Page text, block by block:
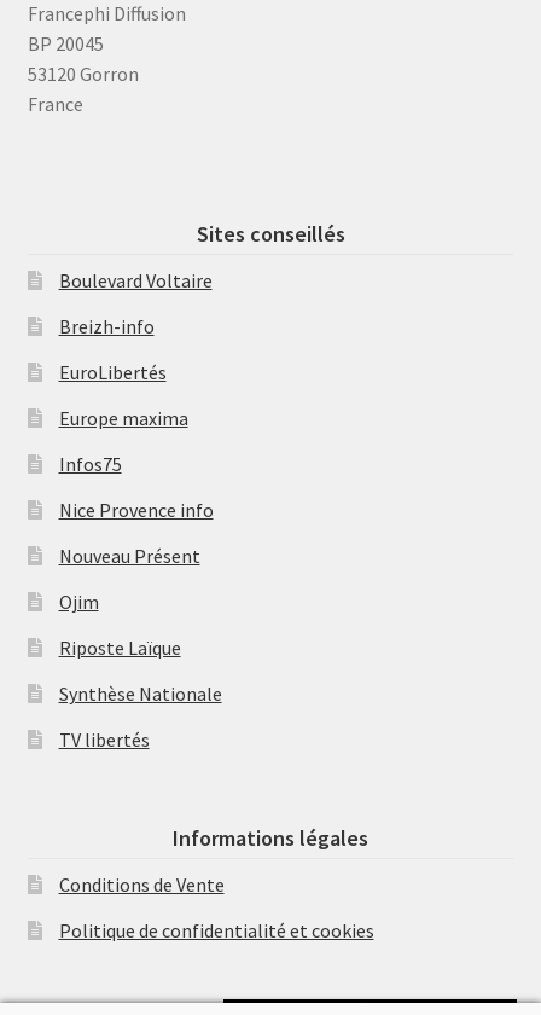
Francephi Diffusion
BP 20045
53120 Gorron
France
Sites conseillés
Boulevard Voltaire
Breizh-info
EuroLibertés
Europe maxima
Infos75
Nice Provence info
Nouveau Présent
Ojim
Riposte Laïque
Synthèse Nationale
TV libertés
Informations légales
Conditions de Vente
Politique de confidentialité et cookies